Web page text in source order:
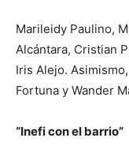
Marileidy Paulino,
Alcántara, Cristian
Iris Alejo.
Fortuna y Wander
“Inefi con el barrio”